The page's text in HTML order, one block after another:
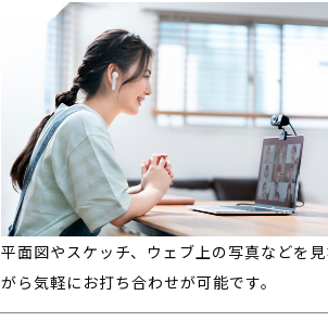
平面図やスケッチ、ウェブ上の写真などを見
がら気軽にお打ち合わせが可能です。